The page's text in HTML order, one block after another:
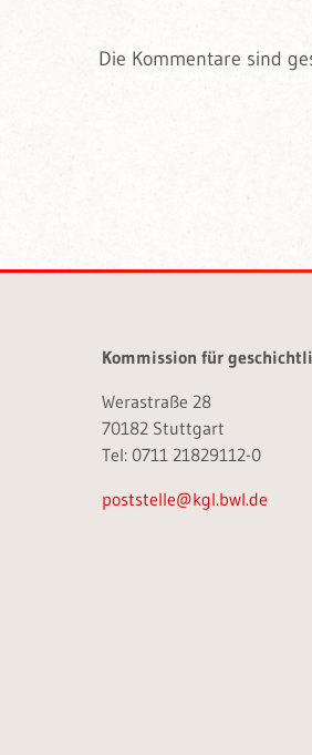
Die Kommentare sind
Kommission für
Werastraße 28
70182 Stuttgart
Tel: 0711 21829112-0
poststelle@kgl.bwl.de